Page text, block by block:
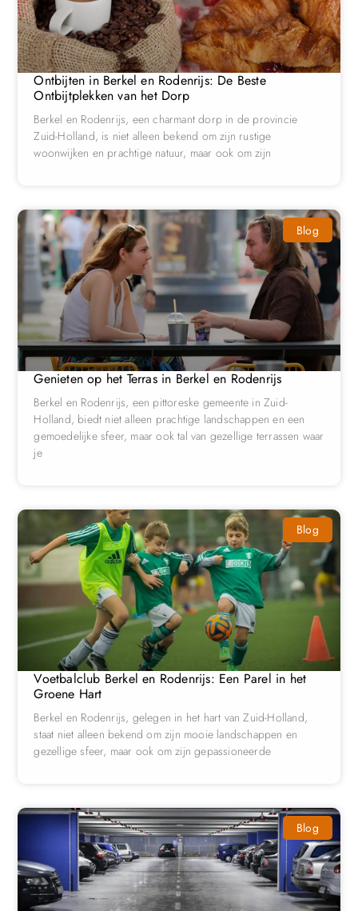
Ontbijten in Berkel en Rodenrijs: De Beste
Ontbijtplekken van het Dorp
Berkel en Rodenrijs, een charmant dorp in de provincie
Zuid-Holland, is niet alleen bekend om zijn rustige
woonwijken en prachtige natuur, maar ook om zijn
Blog
Genieten op het Terras in Berkel en Rodenrijs
Berkel en Rodenrijs, een pittoreske gemeente in Zuid-
Holland, biedt niet alleen prachtige landschappen en een
gemoedelijke sfeer, maar ook tal van gezellige terrassen waar
je
Blog
Voetbalclub Berkel en Rodenrijs: Een Parel in het
Groene Hart
Berkel en Rodenrijs, gelegen in het hart van Zuid-Holland,
staat niet alleen bekend om zijn mooie landschappen en
gezellige sfeer, maar ook om zijn gepassioneerde
Blog